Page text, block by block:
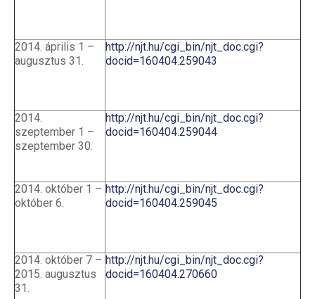
2014. április 1 –
augusztus 31.
http://njt.hu/cgi_bin/njt_doc.cgi?
docid=160404.259043
2014.
szeptember 1 –
szeptember 30.
http://njt.hu/cgi_bin/njt_doc.cgi?
docid=160404.259044
2014. október 1 –
október 6.
http://njt.hu/cgi_bin/njt_doc.cgi?
docid=160404.259045
2014. október 7 –
2015. augusztus
31.
http://njt.hu/cgi_bin/njt_doc.cgi?
docid=160404.270660